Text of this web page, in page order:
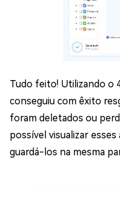
Tudo feito! Utilizando o
conseguiu com êxito
foram deletados ou
possível visualizar
guardá-los na mesma